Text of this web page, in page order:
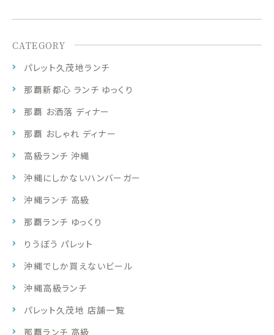
CATEGORY
パレット久茂地ランチ
那覇新都心 ランチ ゆっくり
那覇 お洒落 ディナー
那覇 おしゃれ ディナー
高級ランチ 沖縄
沖縄にしかないハンバーガー
沖縄ランチ 高級
那覇ランチ ゆっくり
りうぼう パレット
沖縄でしか買えないビール
沖縄高級ランチ
パレット久茂地 店舗一覧
那覇ランチ 高級